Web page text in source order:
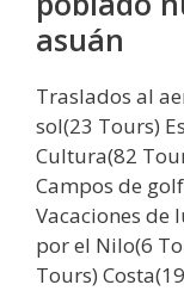
asuán
Traslados al
sol(23 Tours)
Cultura(82
Campos de
Vacaciones de
por el Nilo(6
Tours)